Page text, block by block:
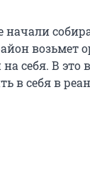
начали
возьмет
себя. В
в себя в